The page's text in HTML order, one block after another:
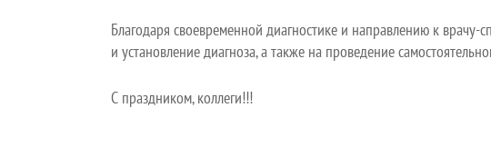
Благодаря своевременной диагностике и направлению к
и установление диагноза, а также на проведение
С праздником, коллеги!!!